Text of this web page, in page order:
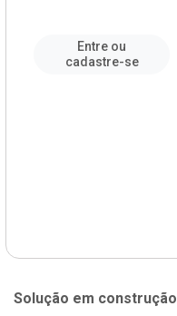
Entre ou
cadastre-se
Solução em construção